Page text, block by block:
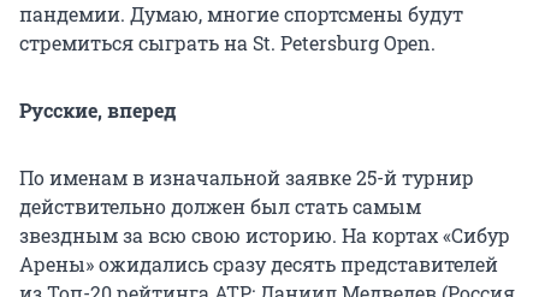
пандемии. Думаю, многие спортсмены будут
стремиться сыграть на St. Petersburg Open.
Русские, вперед
По именам в изначальной заявке 25-й турнир
действительно должен был стать самым
звездным за всю свою историю. На кортах «Сибур
Арены» ожидались сразу десять представителей